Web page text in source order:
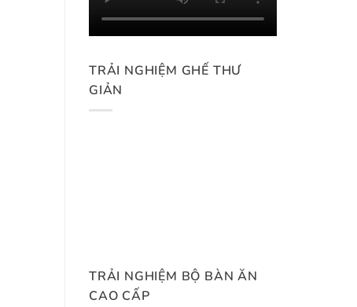
TRẢI NGHIỆM GHẾ THƯ
GIẢN
TRẢI NGHIỆM BỘ BÀN ĂN
CAO CẤP